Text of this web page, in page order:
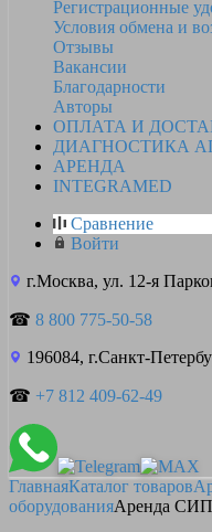
Регистрационные
Условия обмена и
Отзывы
Вакансии
Благодарности
Авторы
ОПЛАТА И
ДИАГНОСТИКА
АРЕНДА
INTEGRAMED
Сравнение
Войти
г.Москва, ул. 12-я
☎ 8 800 775-50-58
196084, г.Санкт-
☎ +7 812 409-62-49
ГлавнаяКаталог товаров
оборудованияАренда